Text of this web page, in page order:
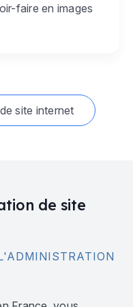
faire en images
site internet
de site